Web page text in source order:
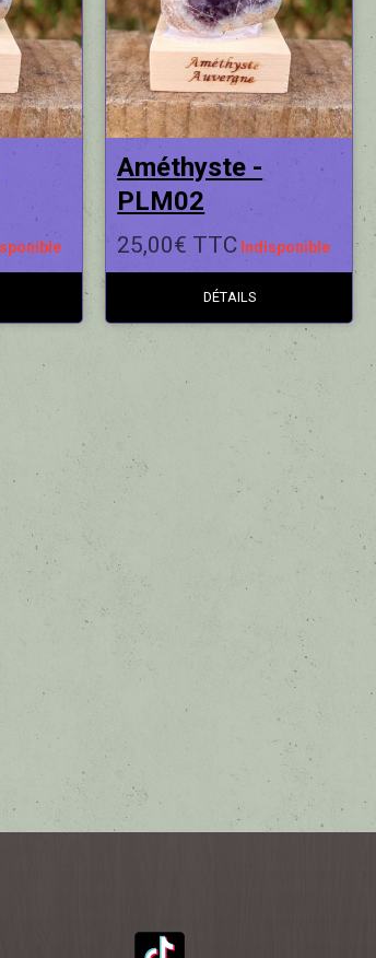
Améthyste -
PLM02
25,00€ TTC Indisponible
DÉTAILS